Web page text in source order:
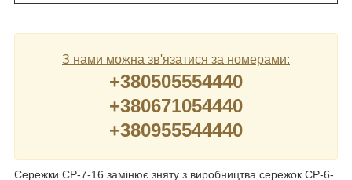
З нами можна зв'язатися за номерами:
+380505554440
+380671054440
+380955544440
Сережки СР-7-16 замінює зняту з виробництва сережок СР-6-